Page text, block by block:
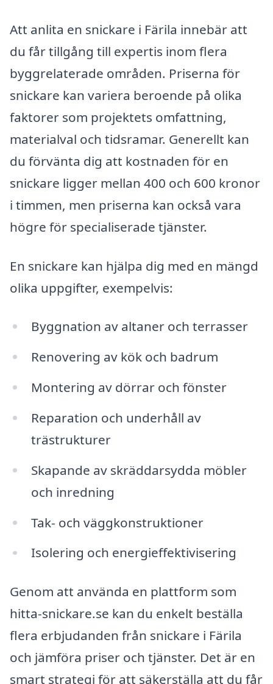
Att anlita en snickare i Färila innebär att
du får tillgång till expertis inom flera
byggrelaterade områden. Priserna för
snickare kan variera beroende på olika
faktorer som projektets omfattning,
materialval och tidsramar. Generellt kan
du förvänta dig att kostnaden för en
snickare ligger mellan 400 och 600 kronor
i timmen, men priserna kan också vara
högre för specialiserade tjänster.
En snickare kan hjälpa dig med en mängd
olika uppgifter, exempelvis:
Byggnation av altaner och terrasser
Renovering av kök och badrum
Montering av dörrar och fönster
Reparation och underhåll av
trästrukturer
Skapande av skräddarsydda möbler
och inredning
Tak- och väggkonstruktioner
Isolering och energieffektivisering
Genom att använda en plattform som
hitta-snickare.se kan du enkelt beställa
flera erbjudanden från snickare i Färila
och jämföra priser och tjänster. Det är en
smart strategi för att säkerställa att du får